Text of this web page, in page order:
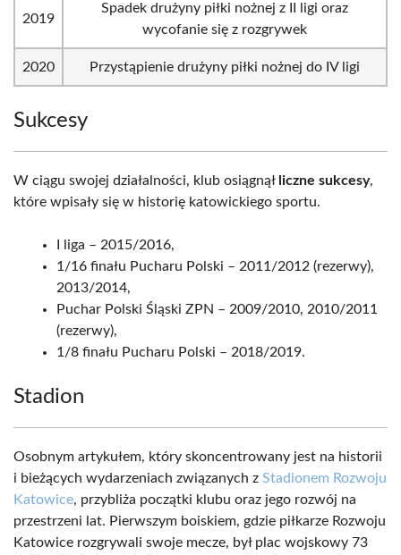
2019
Spadek drużyny piłki nożnej z II ligi oraz
wycofanie się z rozgrywek
2020 Przystąpienie drużyny piłki nożnej do IV ligi
Sukcesy
W ciągu swojej działalności, klub osiągnął liczne sukcesy,
które wpisały się w historię katowickiego sportu.
I liga – 2015/2016,
1/16 finału Pucharu Polski – 2011/2012 (rezerwy),
2013/2014,
Puchar Polski Śląski ZPN – 2009/2010, 2010/2011
(rezerwy),
1/8 finału Pucharu Polski – 2018/2019.
Stadion
Osobnym artykułem, który skoncentrowany jest na historii
i bieżących wydarzeniach związanych z Stadionem Rozwoju
Katowice, przybliża początki klubu oraz jego rozwój na
przestrzeni lat. Pierwszym boiskiem, gdzie piłkarze Rozwoju
Katowice rozgrywali swoje mecze, był plac wojskowy 73